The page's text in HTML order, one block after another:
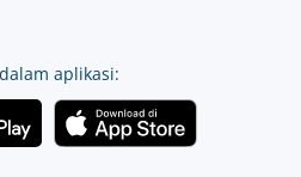
aplikasi: